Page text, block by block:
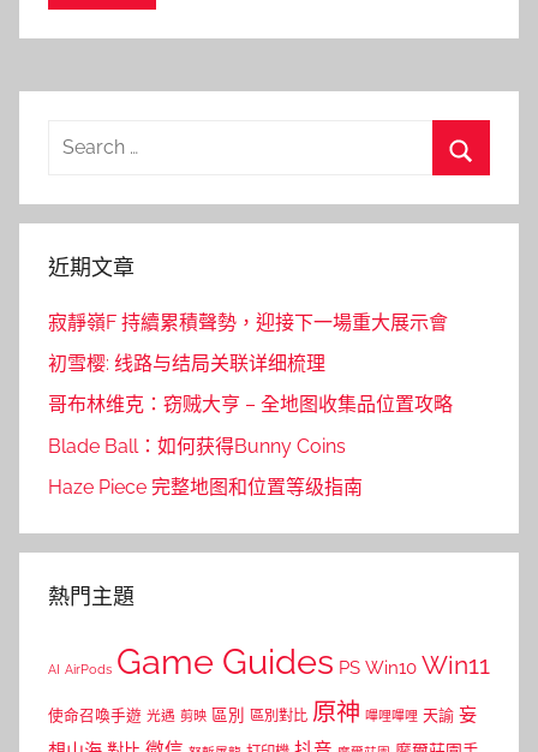
Search
近期文章
寂靜嶺F 持續累積聲勢，迎接下一場重大展示會
初雪樱: 线路与结局关联详细梳理
哥布林维克：窃贼大亨 – 全地图收集品位置攻略
Blade Ball：如何获得Bunny Coins
Haze Piece 完整地图和位置等级指南
熱門主題
AI AirPods Game Guides PS Win10 Win11
使命召喚手遊 光遇 剪映 區別 區別對比 原神 嗶哩嗶哩 天諭 妄